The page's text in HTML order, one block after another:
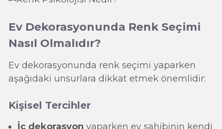
Ev Dekorasyonunda Renk Seçimi
Nasıl Olmalıdır?
Ev dekorasyonunda renk seçimi yaparken
aşağıdaki unsurlara dikkat etmek önemlidir:
Kişisel Tercihler
İç dekorasyon yaparken ev sahibinin kendi